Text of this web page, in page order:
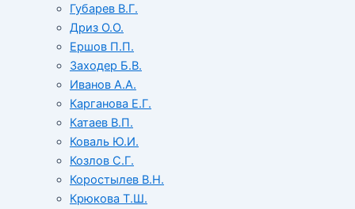
Губарев В.Г.
Дриз О.О.
Ершов П.П.
Заходер Б.В.
Иванов А.А.
Карганова Е.Г.
Катаев В.П.
Коваль Ю.И.
Козлов С.Г.
Коростылев В.Н.
Крюкова Т.Ш.